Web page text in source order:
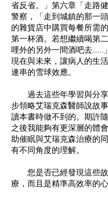
省反省。」第六章「走路
警察，「走到城鎮的那一
的雜貨店中購買每餐所需
第一杯酒。若想繼續喝第
哩外的另外一間酒吧去……
現在與未來，讓病人的生
連串的雪球效應。
過去這些年學習與分享
步領略艾瑞克森醫師說故
讀本書時做不到的。期許
之後我能夠有更深層的體
助催眠與艾瑞克森治療的
有不同角度的理解。
您是否已經發現這些故
療，而且是精準高效率的